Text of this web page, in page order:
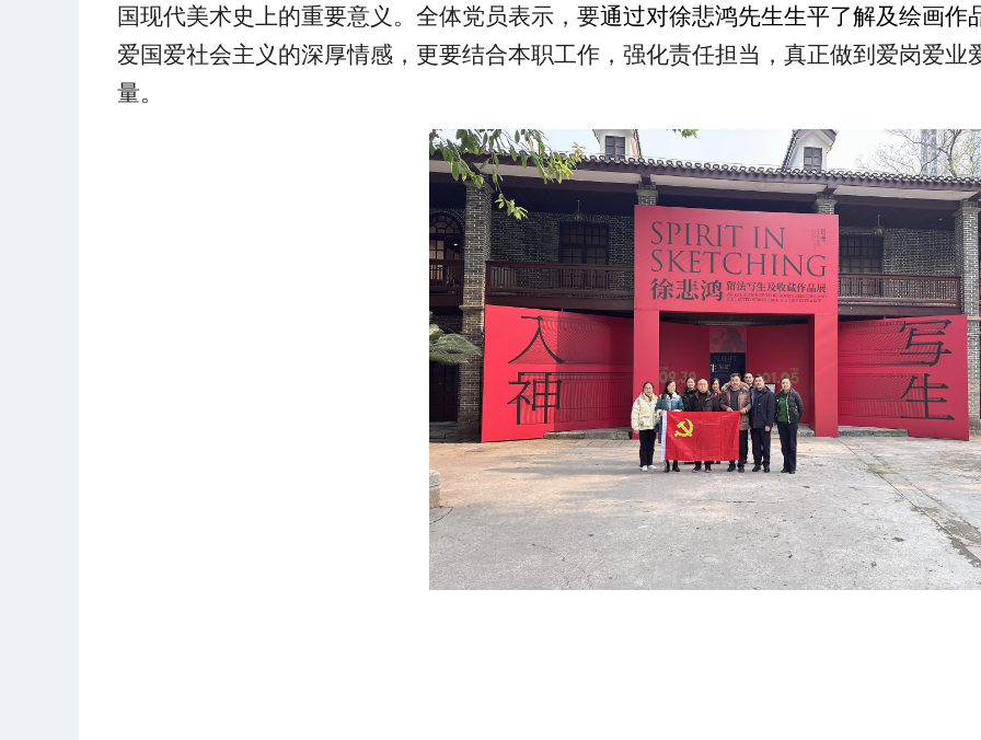
国现代美术史上的重要意义 。全体党员表示，要通过对徐悲鸿先生生平了解及绘画作
爱国爱社会主义的深厚情感，更要结合本职工作，强化责任担当，真正做到爱岗爱业
量。